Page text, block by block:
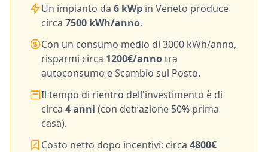
Un impianto da 6 kWp in Veneto produce
circa 7500 kWh/anno.
Con un consumo medio di 3000 kWh/anno,
risparmi circa 1200€/annotra
autoconsumo e Scambio sul Posto.
Il tempo di rientro dell'investimento è di
circa 4anni (con detrazione 50% prima
casa).
Costo netto dopo incentivi: circa 4800€